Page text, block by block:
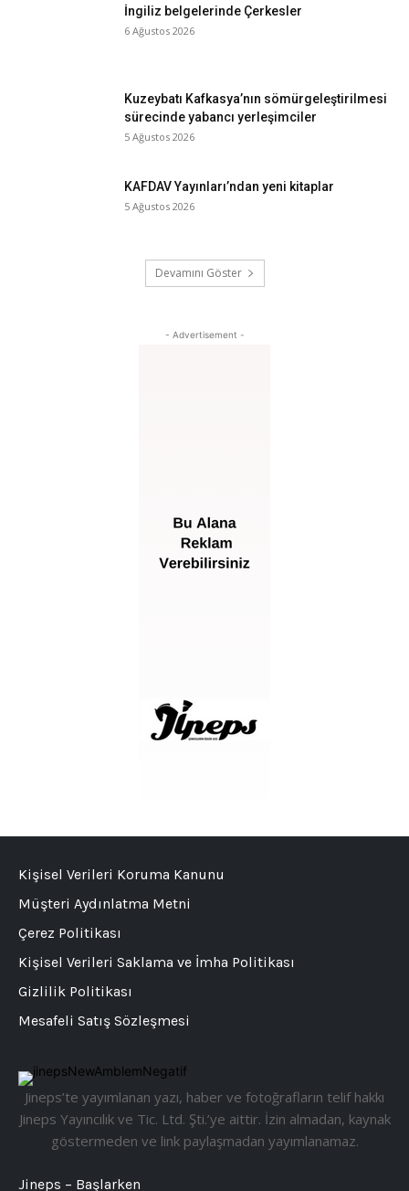
İngiliz belgelerinde Çerkesler
6 Ağustos 2026
Kuzeybatı Kafkasya’nın sömürgeleştirilmesi
sürecinde yabancı yerleşimciler
5 Ağustos 2026
KAFDAV Yayınları’ndan yeni kitaplar
5 Ağustos 2026
Devamını Göster
- Advertisement -
Jineps’te yayımlanan yazı, haber ve fotoğrafların telif hakkı
Jineps Yayıncılık ve Tic. Ltd. Şti.’ye aittir. İzin almadan, kaynak
göstermeden ve link paylaşmadan yayımlanamaz.
Jineps – Başlarken
Kişisel Verileri Koruma Kanunu
Müşteri Aydınlatma Metni
Çerez Politikası
Kişisel Verileri Saklama ve İmha Politikası
Gizlilik Politikası
Mesafeli Satış Sözleşmesi